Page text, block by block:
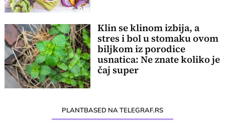
Klin se klinom izbija, a
stres i bol u stomaku ovom
biljkom iz porodice
usnatica: Ne znate koliko je
čaj super
PLANTBASED NA TELEGRAF.RS